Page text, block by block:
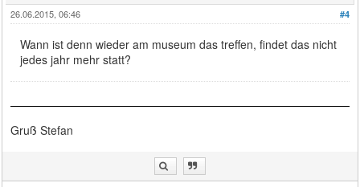
#4
26.06.2015, 06:46
Wann ist denn wieder am museum das treffen, findet das nicht
jedes jahr mehr statt?
Gruß Stefan